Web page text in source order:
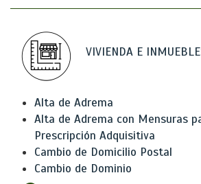
VIVIENDA E
Alta de Adrema
Alta de Adrema con Mensuras
Prescripción Adquisitiva
Cambio de Domicilio Postal
Cambio de Dominio